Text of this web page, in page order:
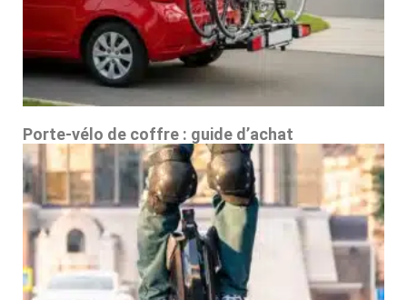
Porte-vélo de coffre : guide d’achat